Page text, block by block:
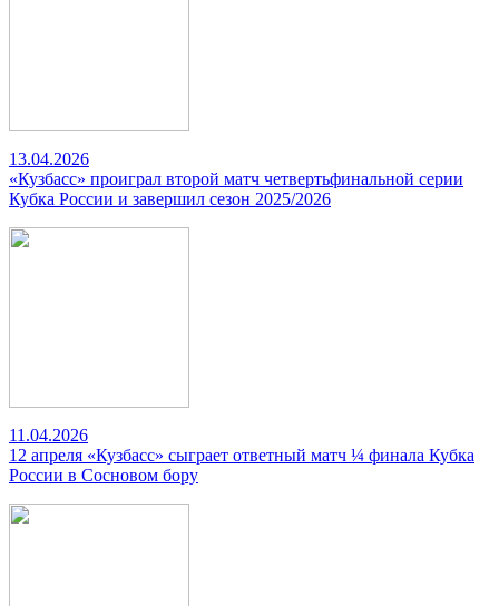
13.04.2026
«Кузбасс» проиграл второй матч четвертьфинальной серии
Кубка России и завершил сезон 2025/2026
11.04.2026
12 апреля «Кузбасс» сыграет ответный матч ¼ финала Кубка
России в Сосновом бору